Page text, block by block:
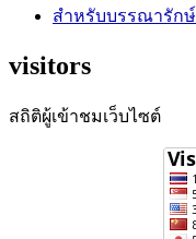
สำหรับบรรณารักษ์
visitors
สถิติผู้เข้าชมเว็บไซต์